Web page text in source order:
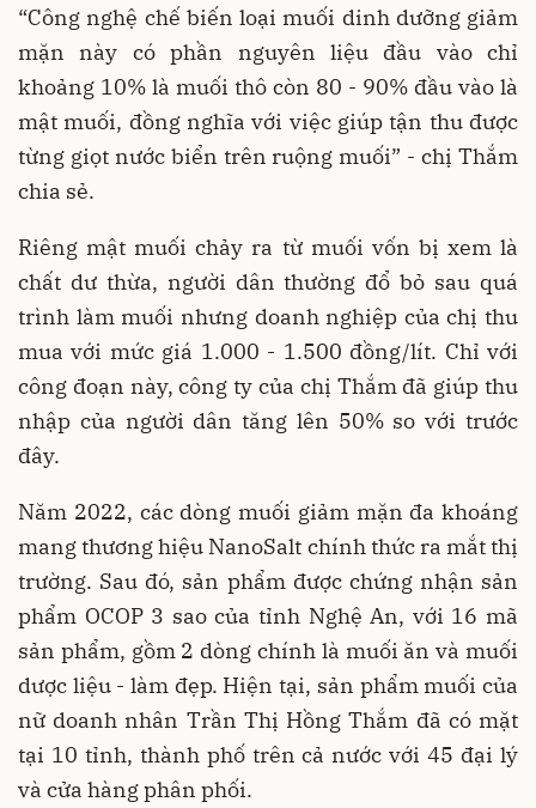
“Công nghệ chế biến loại muối dinh dưỡng giảm
mặn này có phần nguyên liệu đầu vào chỉ
khoảng 10% là muối thô còn 80 - 90% đầu vào là
mật muối, đồng nghĩa với việc giúp tận thu được
từng giọt nước biển trên ruộng muối” - chị Thắm
chia sẻ.
Riêng mật muối chảy ra từ muối vốn bị xem là
chất dư thừa, người dân thường đổ bỏ sau quá
trình làm muối nhưng doanh nghiệp của chị thu
mua với mức giá 1.000 - 1.500 đồng/lít. Chỉ với
công đoạn này, công ty của chị Thắm đã giúp thu
nhập của người dân tăng lên 50% so với trước
đây.
Năm 2022, các dòng muối giảm mặn đa khoáng
mang thương hiệu NanoSalt chính thức ra mắt thị
trường. Sau đó, sản phẩm được chứng nhận sản
phẩm OCOP 3 sao của tỉnh Nghệ An, với 16 mã
sản phẩm, gồm 2 dòng chính là muối ăn và muối
dược liệu - làm đẹp. Hiện tại, sản phẩm muối của
nữ doanh nhân Trần Thị Hồng Thắm đã có mặt
tại 10 tỉnh, thành phố trên cả nước với 45 đại lý
và cửa hàng phân phối.